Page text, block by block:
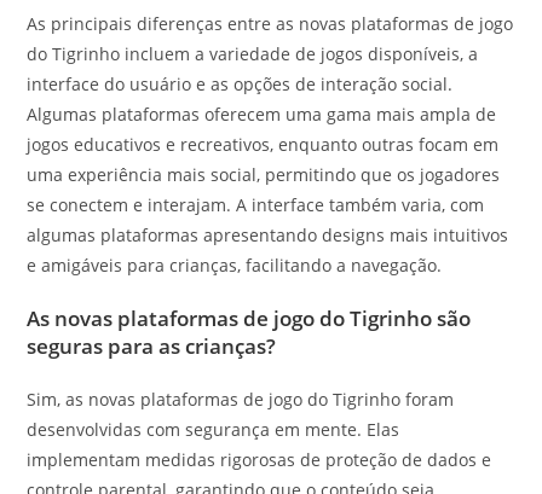
As principais diferenças entre as novas plataformas de jogo
do Tigrinho incluem a variedade de jogos disponíveis, a
interface do usuário e as opções de interação social.
Algumas plataformas oferecem uma gama mais ampla de
jogos educativos e recreativos, enquanto outras focam em
uma experiência mais social, permitindo que os jogadores
se conectem e interajam. A interface também varia, com
algumas plataformas apresentando designs mais intuitivos
e amigáveis para crianças, facilitando a navegação.
As novas plataformas de jogo do Tigrinho são
seguras para as crianças?
Sim, as novas plataformas de jogo do Tigrinho foram
desenvolvidas com segurança em mente. Elas
implementam medidas rigorosas de proteção de dados e